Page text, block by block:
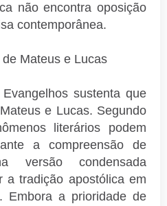
não encontra oposição
contemporânea.
Mateus e Lucas
sustenta que
e Lucas. Segundo
literários podem
a compreensão de
versão condensada
a tradição apostólica em
Embora a prioridade de